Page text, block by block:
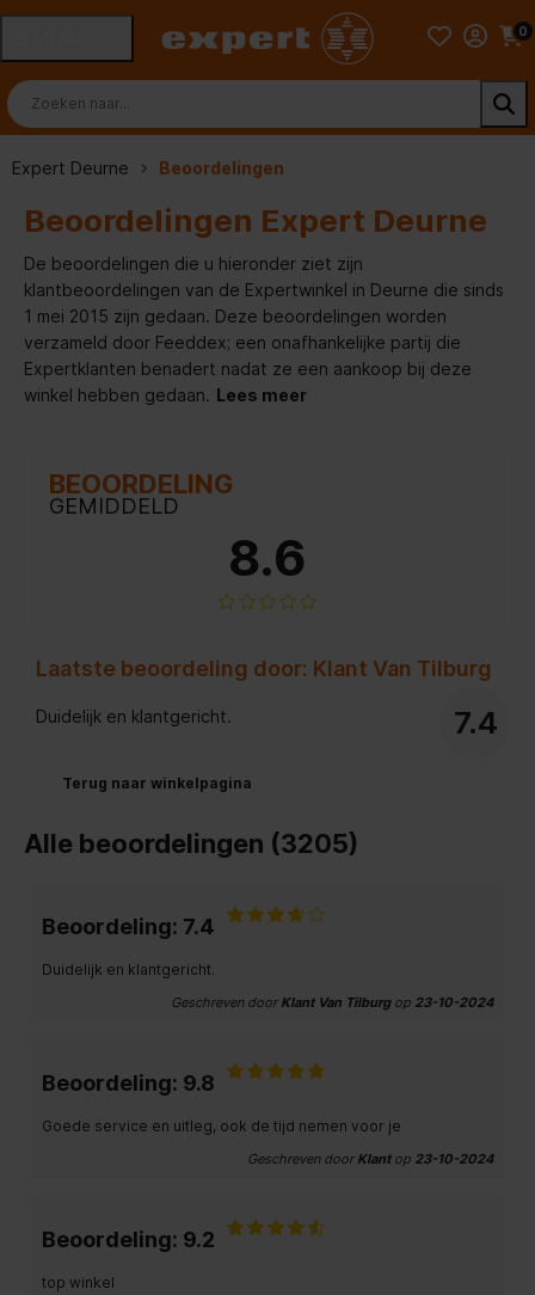
0
Expert Deurne Beoordelingen
Beoordelingen Expert Deurne
De beoordelingen die u hieronder ziet zijn
klantbeoordelingen van de Expertwinkel in Deurne die sinds
1 mei 2015 zijn gedaan. Deze beoordelingen worden
verzameld door Feeddex; een onafhankelijke partij die
Expertklanten benadert nadat ze een aankoop bij deze
winkel hebben gedaan. Lees meer
BEOORDELING
GEMIDDELD
8.6
Laatste beoordeling door: Klant Van Tilburg
7.4
Duidelijk en klantgericht.
Terug naar winkelpagina
Alle beoordelingen (3205)
Beoordeling: 7.4
Duidelijk en klantgericht.
Geschreven door Klant Van Tilburgop 23-10-2024
Beoordeling: 9.8
Goede service en uitleg, ook de tijd nemen voor je
Geschreven door Klantop 23-10-2024
Beoordeling: 9.2
top winkel